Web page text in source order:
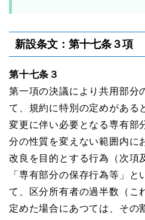
新設条文：第十七条３項
第十七条３
第一項の決議により共用部分
て、規約に特別の定めがある
変更に伴い必要となる専有部
分の性質を変えない範囲内に
改良を目的とする行為（次項
「専有部分の保存行為等」
て、区分所有者の過半数（こ
定めた場合にあつては、その